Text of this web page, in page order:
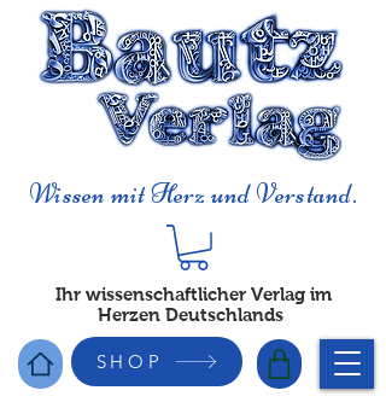
Wissen mit Herz und Verstand.
Ihr wissenschaftlicher Verlag im
Herzen Deutschlands
SHOP